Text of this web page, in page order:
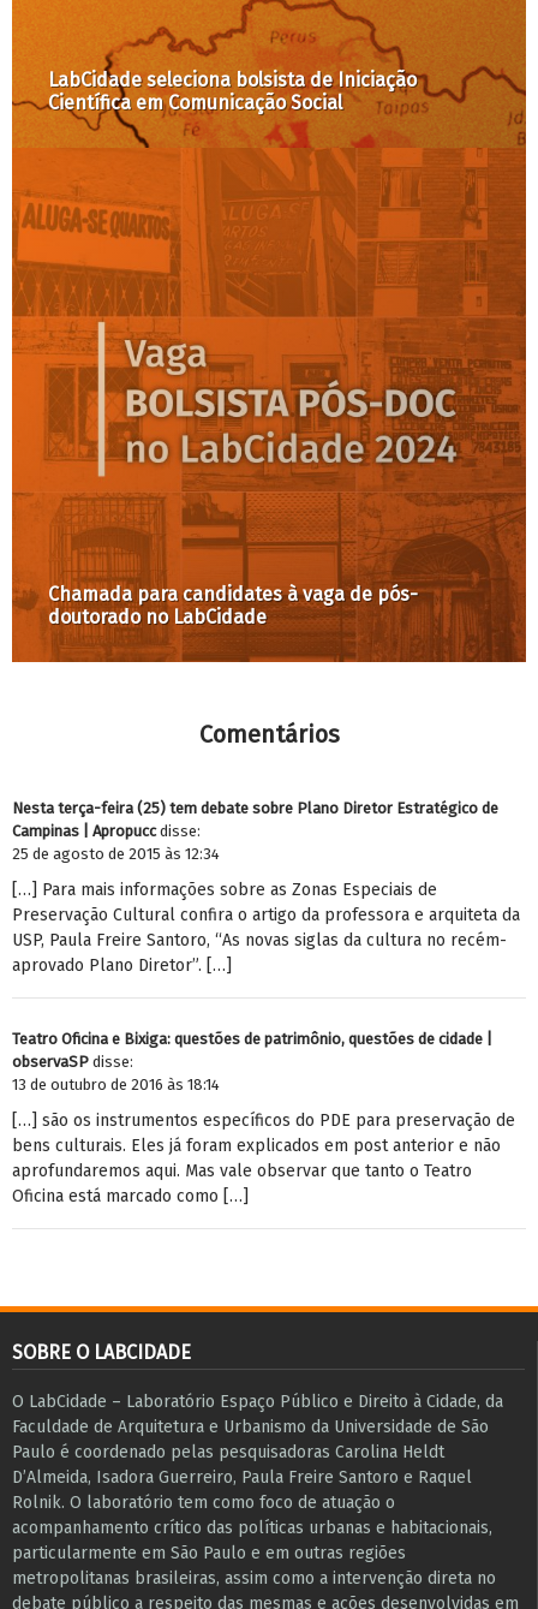
LabCidade seleciona bolsista de Iniciação
Científica em Comunicação Social
Chamada para candidates à vaga de pós-
doutorado no LabCidade
Comentários
Nesta terça-feira (25) tem debate sobre Plano Diretor Estratégico de
Campinas | Apropucc disse:
25 de agosto de 2015 às 12:34
[…] Para mais informações sobre as Zonas Especiais de
Preservação Cultural confira o artigo da professora e arquiteta da
USP, Paula Freire Santoro, “As novas siglas da cultura no recém-
aprovado Plano Diretor”. […]
Teatro Oficina e Bixiga: questões de patrimônio, questões de cidade |
observaSP disse:
13 de outubro de 2016 às 18:14
[…] são os instrumentos específicos do PDE para preservação de
bens culturais. Eles já foram explicados em post anterior e não
aprofundaremos aqui. Mas vale observar que tanto o Teatro
Oficina está marcado como […]
SOBRE O LABCIDADE
O LabCidade – Laboratório Espaço Público e Direito à Cidade, da
Faculdade de Arquitetura e Urbanismo da Universidade de São
Paulo é coordenado pelas pesquisadoras Carolina Heldt
D’Almeida, Isadora Guerreiro, Paula Freire Santoro e Raquel
Rolnik. O laboratório tem como foco de atuação o
acompanhamento crítico das políticas urbanas e habitacionais,
particularmente em São Paulo e ​em outras regiões
metropolitanas brasileiras, assim como a intervenção direta no
debate público a respeito das mesmas e ações desenvolvidas em